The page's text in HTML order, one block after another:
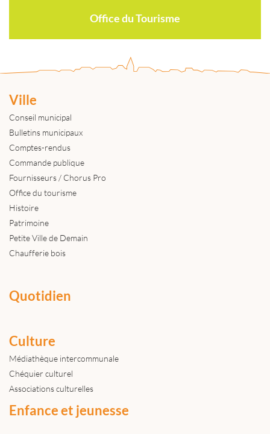
Office du Tourisme
Ville
Conseil municipal
Bulletins municipaux
Comptes-rendus
Commande publique
Fournisseurs / Chorus Pro
Office du tourisme
Histoire
Patrimoine
Petite Ville de Demain
Chaufferie bois
Quotidien
Culture
Médiathèque intercommunale
Chéquier culturel
Associations culturelles
Enfance et jeunesse